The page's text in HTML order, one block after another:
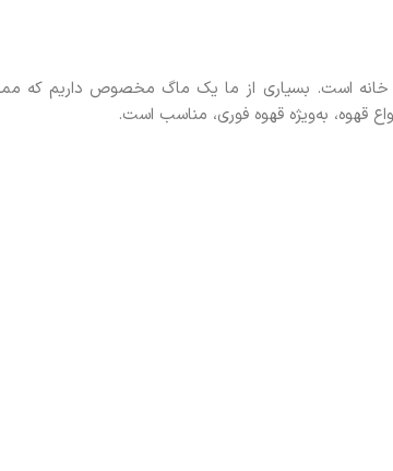
در خانه است. بسیاری از ما یک ماگ مخصوص داریم
قهوه، به‌ویژه قهوه فوری، مناسب است.